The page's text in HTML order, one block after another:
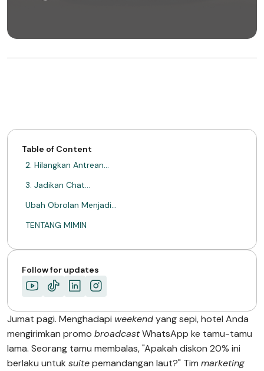
Table of Content
2. Hilangkan Antrean…
3. Jadikan Chat…
Ubah Obrolan Menjadi…
TENTANG MIMIN
Follow for updates
Jumat pagi. Menghadapi weekendyang sepi, hotel Anda
mengirimkan promo broadcastWhatsApp ke tamu-tamu
lama. Seorang tamu membalas, "Apakah diskon 20% ini
berlaku untuk suitepemandangan laut?" Tim marketing